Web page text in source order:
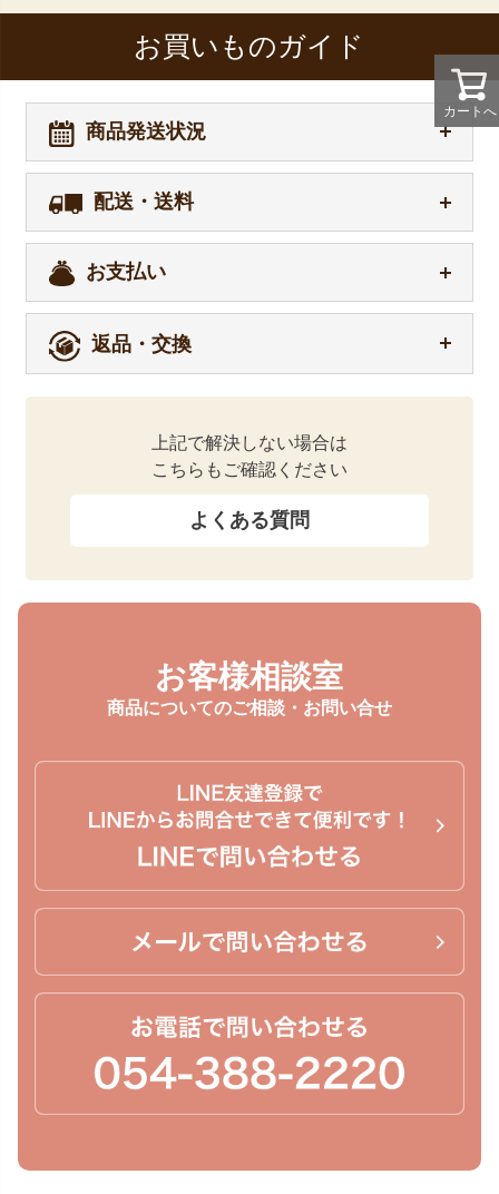
カートへ
お買いものガイド
商品発送状況
配送・送料
お支払い
返品・交換
上記で解決しない場合は
こちらもご確認ください
よくある質問
お客様相談室
商品についてのご相談・お問い合せ